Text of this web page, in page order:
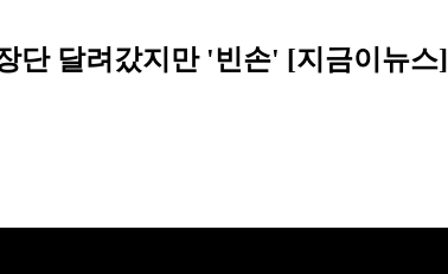
단 달려갔지만 '빈손' [지금이뉴스]